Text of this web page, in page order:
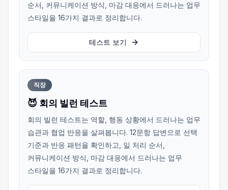
순서, 커뮤니케이션 방식, 마감 대응에서 드러나는 업무
스타일을 16가지 결과로 정리합니다.
테스트 보기
직장
😈 회의 빌런 테스트
회의 빌런 테스트는 역할, 행동 상황에서 드러나는 업무
습관과 협업 반응을 살펴봅니다. 12문항 답변으로 선택
기준과 반응 패턴을 확인하고, 일 처리 순서,
커뮤니케이션 방식, 마감 대응에서 드러나는 업무
스타일을 16가지 결과로 정리합니다.